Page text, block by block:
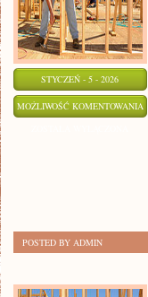
STYCZEŃ - 5 - 2026
MOŻLIWOŚĆ KOMENTOWANIA
POSTED BY ADMIN